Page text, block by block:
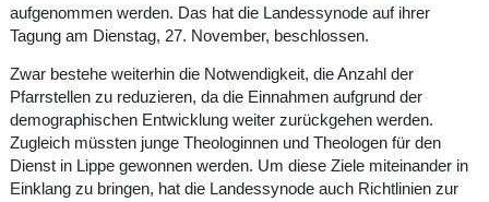
aufgenommen werden. Das hat die Landessynode auf ihrer
Tagung am Dienstag, 27. November, beschlossen.
Zwar bestehe weiterhin die Notwendigkeit, die Anzahl der
Pfarrstellen zu reduzieren, da die Einnahmen aufgrund der
demographischen Entwicklung weiter zurückgehen werden.
Zugleich müssten junge Theologinnen und Theologen für den
Dienst in Lippe gewonnen werden. Um diese Ziele miteinander in
Einklang zu bringen, hat die Landessynode auch Richtlinien zur